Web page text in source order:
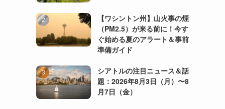
【ワシントン州】山火事の煙
（PM2.5）が来る前に！今す
ぐ始める夏のアラート＆事前
準備ガイド
シアトルの注目ニュース＆話
題：2026年8月3日（月）〜8
月7日（金）